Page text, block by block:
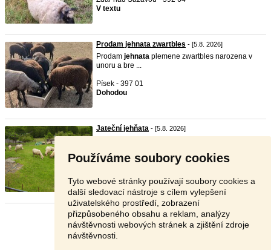
Používáme soubory cookies
Tyto webové stránky používají soubory cookies a
další sledovací nástroje s cílem vylepšení
uživatelského prostředí, zobrazení
přizpůsobeného obsahu a reklam, analýzy
návštěvnosti webových stránek a zjištění zdroje
návštěvnosti.
V textu
Prodam jehnata zwartbles - [5.8. 2026]
Prodam jehnata plemene zwartbles narozena v
unoru a bre ...
Písek - 397 01
Dohodou
Jateční jehňata - [5.8. 2026]
V textu
Stránka: 1 2 3 Další